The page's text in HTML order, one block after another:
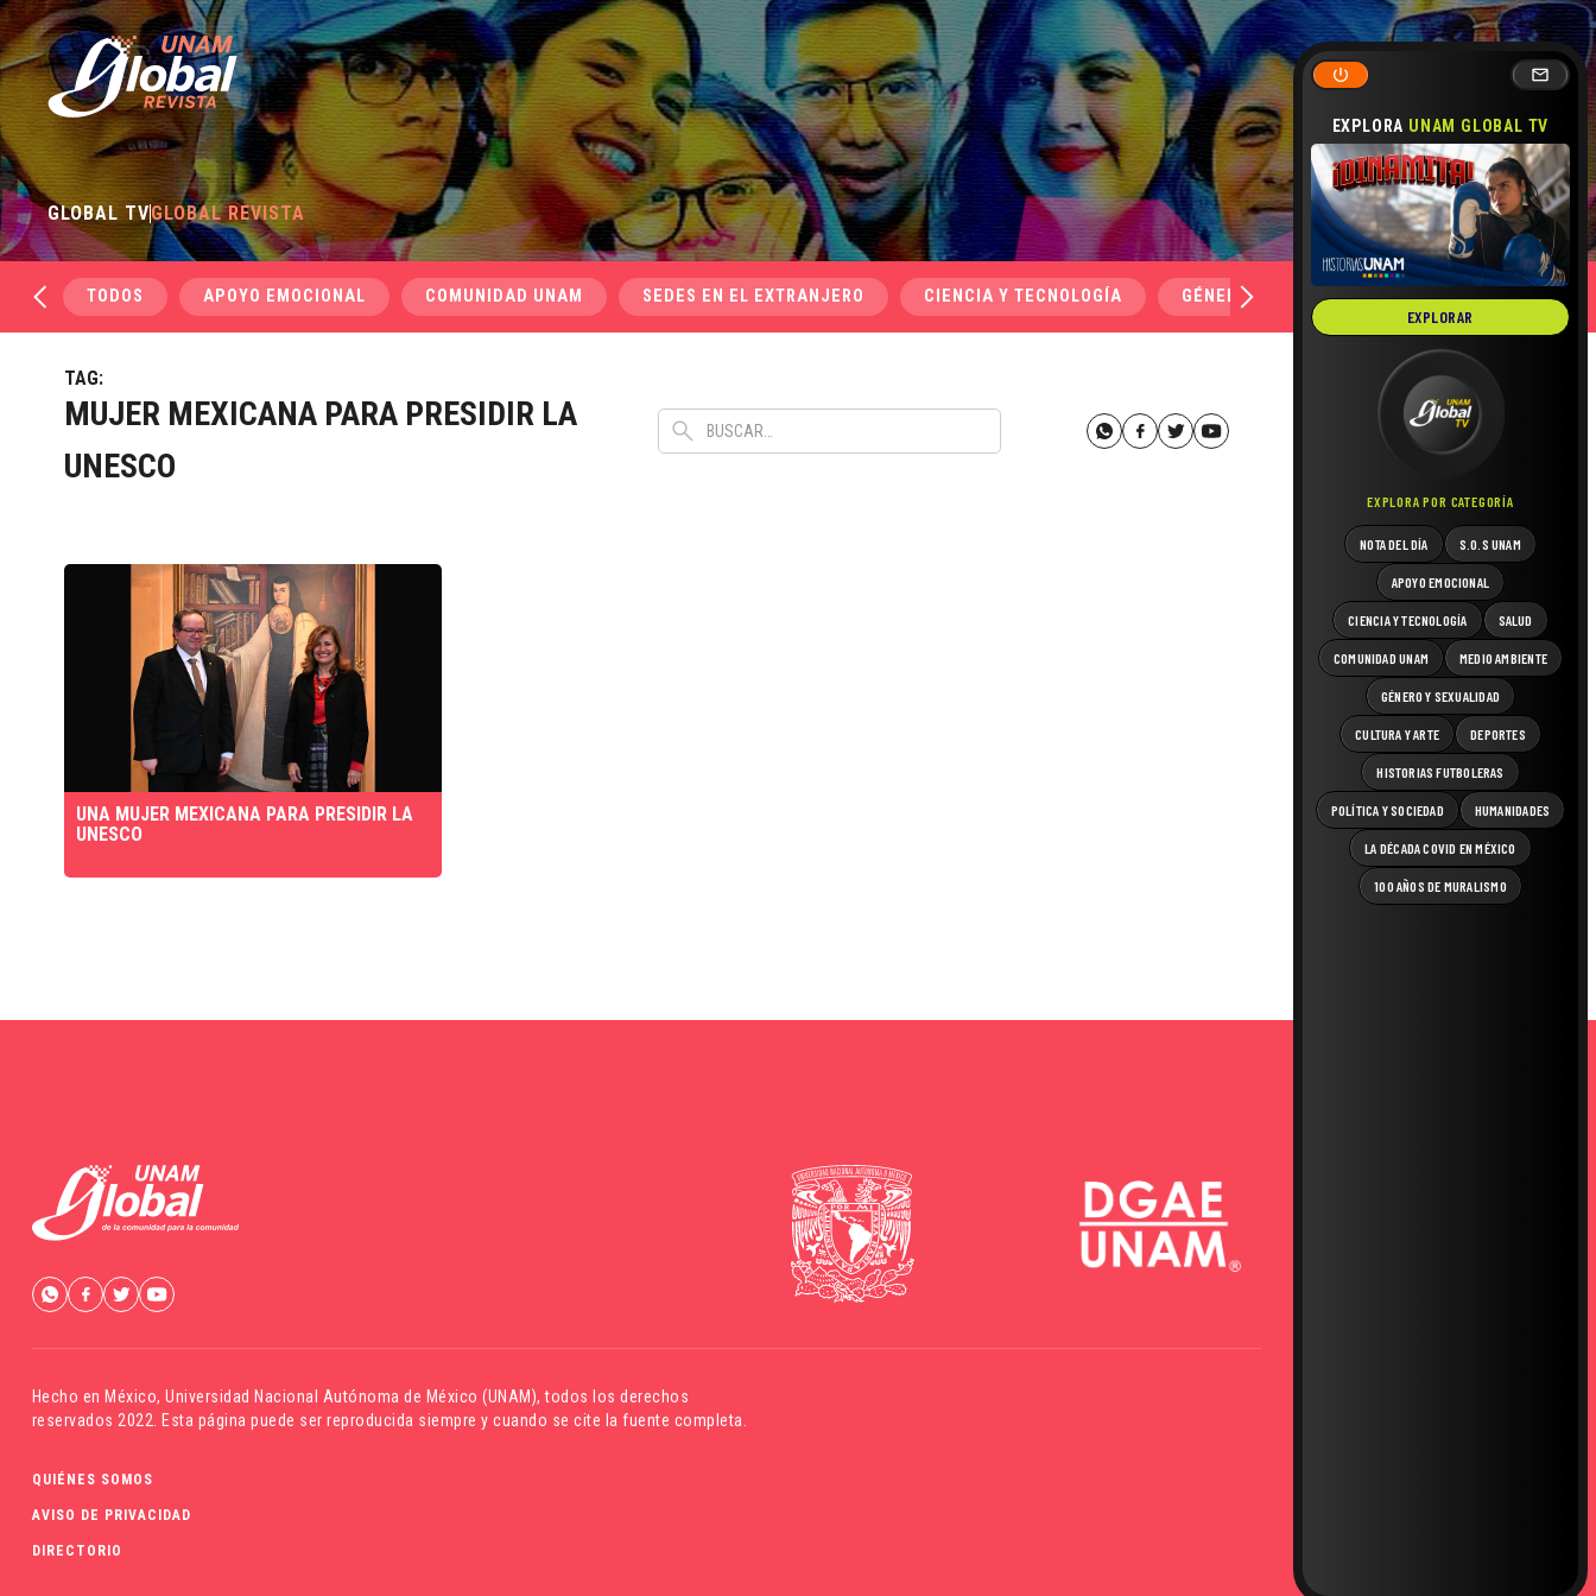
EXPLORA UNAM GLOBAL TV
EXPLORAR
EXPLORA POR CATEGORÍA
NOTA DEL DÍA S.O.S UNAM
APOYO EMOCIONAL
CIENCIA Y TECNOLOGÍA SALUD
COMUNIDAD UNAM MEDIO AMBIENTE
GÉNERO Y SEXUALIDAD
CULTURA Y ARTE DEPORTES
HISTORIAS FUTBOLERAS
POLÍTICA Y SOCIEDAD HUMANIDADES
LA DÉCADA COVID EN MÉXICO
100 AÑOS DE MURALISMO
GLOBAL TVGLOBAL REVISTA
TODOS APOYO EMOCIONAL COMUNIDAD UNAM SEDES EN EL EXTRANJERO CIENCIA Y TECNOLOGÍA GÉNERO Y SEXUALIDAD SALUD
TAG:
MUJER MEXICANA PARA PRESIDIR LA
UNESCO
UNA MUJER MEXICANA PARA PRESIDIR LA
UNESCO
Hecho en México,Universidad Nacional Autónoma de México (UNAM), todos los derechos
reservados 2022. Esta página puede ser reproducida siempre y cuando se cite la fuente completa.
QUIÉNES SOMOS
AVISO DE PRIVACIDAD
DIRECTORIO